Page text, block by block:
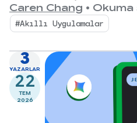
"Akıllı Android
yayınları serisine tekrar
yayınımızda, bu seride
uygulaması Jetpacker'ı
Caren Chang • Okuma
#Akıllı Uygulamalar
3
YAZARLAR
22
TEM
2026